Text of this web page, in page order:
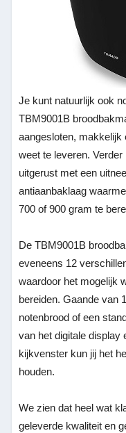
Je kunt natuurlijk ook
TBM9001B
aangesloten, makkelijk
weet te leveren.
uitgerust met een
antiaanbaklaag
700 of 900 gram te
De TBM9001B
eveneens 12
waardoor het mogelijk
bereiden. Gaande van
notenbrood of een
van het digitale display
kijkvenster kun jij het
houden.
We zien dat heel wat
geleverde kwaliteit en